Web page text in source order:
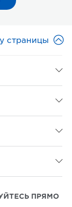
страницы 




ПРЯМО